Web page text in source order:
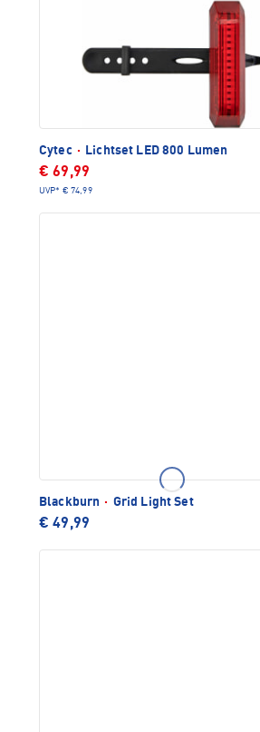
Cytec · Lichtset LED 800 Lumen
€ 69,99
UVP* € 74,99
Blackburn · Grid Light Set
€ 49,99